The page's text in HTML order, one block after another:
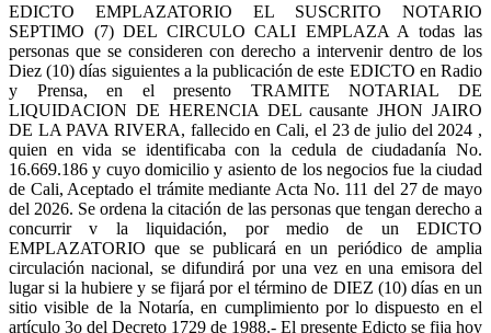
EDICTO EMPLAZATORIO EL SUSCRITO NOTARIO
SEPTIMO (7) DEL CIRCULO CALI EMPLAZA A todas las
personas que se consideren con derecho a intervenir dentro de los
Diez (10) días siguientes a la publicación de este EDICTO en Radio
y Prensa, en el presento TRAMITE NOTARIAL DE
LIQUIDACION DE HERENCIA DEL causante JHON JAIRO
DE LA PAVA RIVERA, fallecido en Cali, el 23 de julio del 2024 ,
quien en vida se identificaba con la cedula de ciudadanía No.
16.669.186 y cuyo domicilio y asiento de los negocios fue la ciudad
de Cali, Aceptado el trámite mediante Acta No. 111 del 27 de mayo
del 2026. Se ordena la citación de las personas que tengan derecho a
concurrir v la liquidación, por medio de un EDICTO
EMPLAZATORIO que se publicará en un periódico de amplia
circulación nacional, se difundirá por una vez en una emisora del
lugar si la hubiere y se fijará por el término de DIEZ (10) días en un
sitio visible de la Notaría, en cumplimiento por lo dispuesto en el
artículo 3o del Decreto 1729 de 1988.- El presente Edicto se fija hoy